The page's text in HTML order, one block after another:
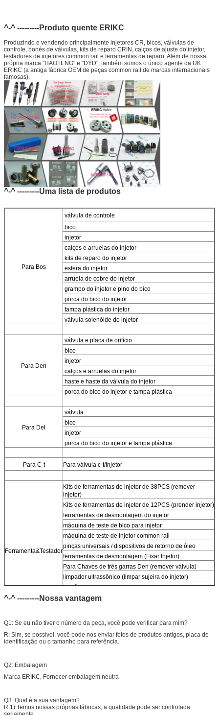
^-^ ---------Produto quente ERIKC
Produzindo e vendendo principalmente injetores CR, bicos, válvulas de
controle, bonés de válvulas, kits de reparo CRIN, calços de ajuste do injetor,
testadores de injetores common rail e ferramentas de reparo. Além de nossa
própria marca "HAOTENG" e "DYD", também somos o único agente da UK
ERIKC (a antiga fábrica OEM de peças common rail de marcas internacionais
famosas).
^-^ ---------Uma lista de produtos
Para Bos
válvula de controle
bico
injetor
calços e arruelas do injetor
kits de reparo do injetor
esfera do injetor
arruela de cobre do injetor
grampo do injetor e pino do bico
porca do bico do injetor
tampa plástica do injetor
válvula solenóide do injetor
Para Den
válvula e placa de orifício
bico
injetor
calços e arruelas do injetor
haste e haste da válvula do injetor
porca do bico do injetor e tampa plástica
Para Del
válvula
bico
injetor
porca do bico do injetor e tampa plástica
Para C-t Para válvula c-t/Injetor
Ferramenta&Testador
Kits de ferramentas de injetor de 38PCS (remover
injetor)
Kits de ferramentas de injetor de 12PCS (prender injetor)
ferramentas de desmontagem do injetor
máquina de teste de bico para injetor
máquina de teste de injetor common rail
pinças universais / dispositivos de retorno de óleo
ferramentas de desmontagem (Fixar Injetor)
Para Chaves de três garras Den (remover válvula)
limpador ultrassônico (limpar sujeira do injetor)
micrômetro
Kits de teste multifuncionais do injetor CR
^-^ ---------Nossa vantagem
Q1: Se eu não tiver o número da peça, você pode verificar para mim?
R: Sim, se possível, você pode nos enviar fotos de produtos antigos, placa de
identificação ou o tamanho para referência.
Q2: Embalagem
Marca ERIKC, Fornecer embalagem neutra
Q3: Qual é a sua vantagem?
R:1) Temos nossas próprias fábricas, a qualidade pode ser controlada